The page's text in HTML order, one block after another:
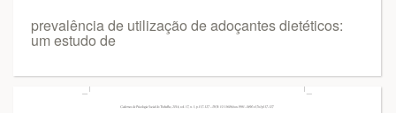
prevalência de utilização de adoçantes dietéticos:
um estudo de